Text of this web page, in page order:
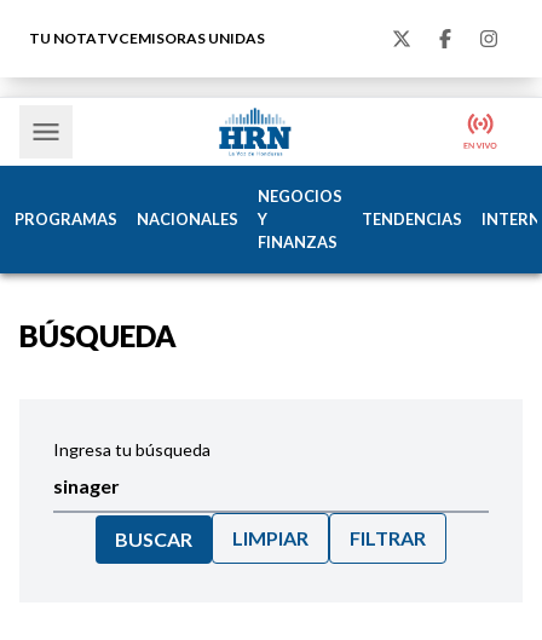
TU NOTATVCEMISORAS UNIDAS
PROGRAMAS NACIONALES
NEGOCIOS
Y
FINANZAS
TENDENCIAS
BÚSQUEDA
Ingresa tu búsqueda
BUSCAR LIMPIAR FILTRAR